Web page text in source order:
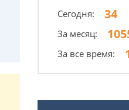
Сегодня: 34
За месяц:
За все время: